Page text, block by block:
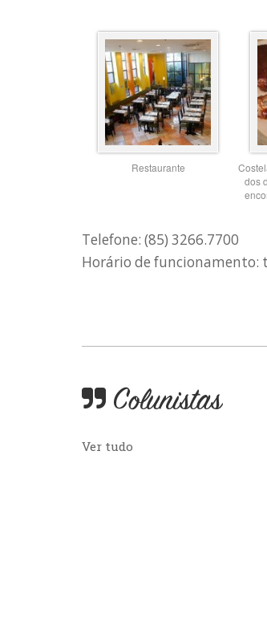
Restaurante
dos
Telefone: (85) 3266.7700
Horário de funcionamento:
Colunistas
Ver tudo